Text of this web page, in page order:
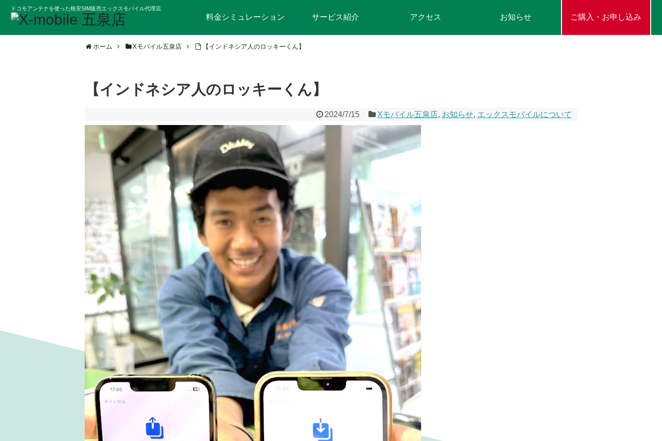
ドコモアンテナを使った格安SIM販売エックスモバイル代理店
料金シミュレーション サービス紹介 アクセス お知らせ ご購入・お申し込み
ホーム Xモバイル五泉店 【インドネシア人のロッキーくん】
【インドネシア人のロッキーくん】
2024/7/15 Xモバイル五泉店, お知らせ, エックスモバイルについて